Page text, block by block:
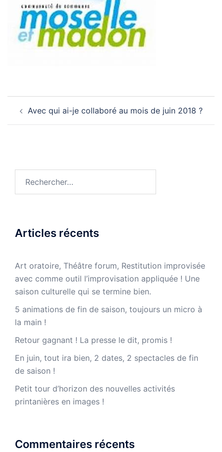
d’article
Avec qui ai-je collaboré au mois de juin 2018 ?
Articles récents
Art oratoire, Théâtre forum, Restitution improvisée
avec comme outil l’improvisation appliquée ! Une
saison culturelle qui se termine bien.
5 animations de fin de saison, toujours un micro à
la main !
Retour gagnant ! La presse le dit, promis !
En juin, tout ira bien, 2 dates, 2 spectacles de fin
de saison !
Petit tour d’horizon des nouvelles activités
printanières en images !
Commentaires récents